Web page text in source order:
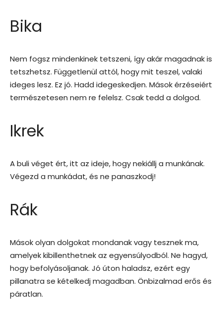
Bika
Nem fogsz mindenkinek tetszeni, így akár magadnak is
tetszhetsz. Függetlenül attól, hogy mit teszel, valaki
ideges lesz. Ez jó. Hadd idegeskedjen. Mások érzéseiért
természetesen nem re felelsz. Csak tedd a dolgod.
Ikrek
A buli véget ért, itt az ideje, hogy nekiállj a munkának.
Végezd a munkádat, és ne panaszkodj!
Rák
Mások olyan dolgokat mondanak vagy tesznek ma,
amelyek kibillenthetnek az egyensúlyodból. Ne hagyd,
hogy befolyásoljanak. Jó úton haladsz, ezért egy
pillanatra se kételkedj magadban. Önbizalmad erős és
páratlan.